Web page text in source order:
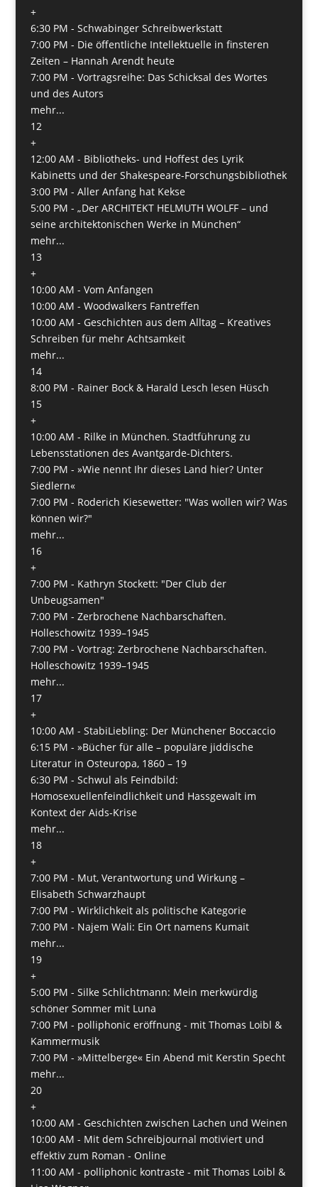
+
6:30 PM - Schwabinger Schreibwerkstatt
7:00 PM - Die öffentliche Intellektuelle in finsteren
Zeiten – Hannah Arendt heute
7:00 PM - Vortragsreihe: Das Schicksal des Wortes
und des Autors
mehr...
12
+
12:00 AM - Bibliotheks- und Hoffest des Lyrik
Kabinetts und der Shakespeare-Forschungsbibliothek
3:00 PM - Aller Anfang hat Kekse
5:00 PM - „Der ARCHITEKT HELMUTH WOLFF – und
seine architektonischen Werke in München“
mehr...
13
+
10:00 AM - Vom Anfangen
10:00 AM - Woodwalkers Fantreffen
10:00 AM - Geschichten aus dem Alltag – Kreatives
Schreiben für mehr Achtsamkeit
mehr...
14
8:00 PM - Rainer Bock & Harald Lesch lesen Hüsch
15
+
10:00 AM - Rilke in München. Stadtführung zu
Lebensstationen des Avantgarde-Dichters.
7:00 PM - »Wie nennt Ihr dieses Land hier? Unter
Siedlern«
7:00 PM - Roderich Kiesewetter: "Was wollen wir? Was
können wir?"
mehr...
16
+
7:00 PM - Kathryn Stockett: "Der Club der
Unbeugsamen"
7:00 PM - Zerbrochene Nachbarschaften.
Holleschowitz 1939–1945
7:00 PM - Vortrag: Zerbrochene Nachbarschaften.
Holleschowitz 1939–1945
mehr...
17
+
10:00 AM - StabiLiebling: Der Münchener Boccaccio
6:15 PM - »Bücher für alle – populäre jiddische
Literatur in Osteuropa, 1860 – 19
6:30 PM - Schwul als Feindbild:
Homosexuellenfeindlichkeit und Hassgewalt im
Kontext der Aids-Krise
mehr...
18
+
7:00 PM - Mut, Verantwortung und Wirkung –
Elisabeth Schwarzhaupt
7:00 PM - Wirklichkeit als politische Kategorie
7:00 PM - Najem Wali: Ein Ort namens Kumait
mehr...
19
+
5:00 PM - Silke Schlichtmann: Mein merkwürdig
schöner Sommer mit Luna
7:00 PM - polliphonic eröffnung - mit Thomas Loibl &
Kammermusik
7:00 PM - »Mittelberge« Ein Abend mit Kerstin Specht
mehr...
20
+
10:00 AM - Geschichten zwischen Lachen und Weinen
10:00 AM - Mit dem Schreibjournal motiviert und
effektiv zum Roman - Online
11:00 AM - polliphonic kontraste - mit Thomas Loibl &